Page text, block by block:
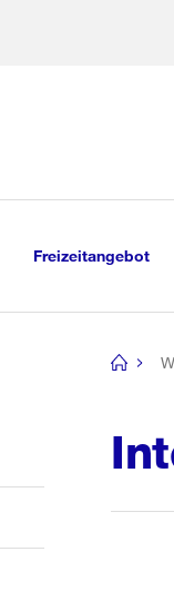
Freizeitangebot
[no